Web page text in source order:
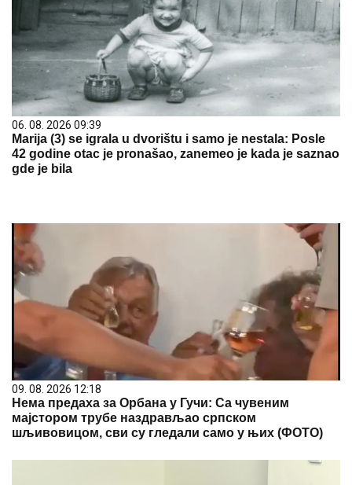
06. 08. 2026 09:39
Marija (3) se igrala u dvorištu i samo je nestala: Posle
42 godine otac je pronašao, zanemeo je kada je saznao
gde je bila
09. 08. 2026 12:18
Нема предаха за Орбана у Гучи: Са чувеним
мајстором трубе наздрављао српском
шљивовицом, сви су гледали само у њих (ФОТО)